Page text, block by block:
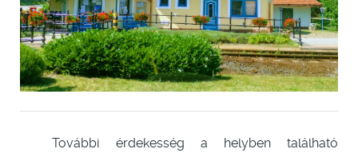
További érdekesség a helyben található